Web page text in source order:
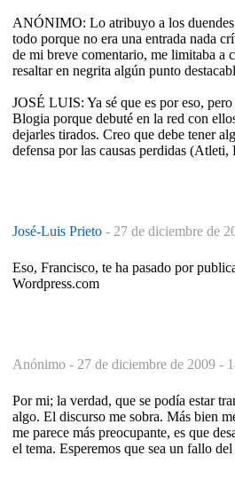
ANÓNIMO: Lo atribuyo a los duendes
todo porque no era una entrada nada
de mi breve comentario, me limitaba a
resaltar en negrita algún punto
JOSÉ LUIS: Ya sé que es por eso,
Blogia porque debuté en la red con
dejarles tirados. Creo que debe tener
defensa por las causas perdidas (Atleti,
José-Luis Prieto - 27 de diciembre de
Eso, Francisco, te ha pasado por
Wordpress.com
Anónimo - 27 de diciembre de 2009 -
Por mi; la verdad, que se podía estar
algo. El discurso me sobra. Más bien
me parece más preocupante, es que
el tema. Esperemos que sea un fallo